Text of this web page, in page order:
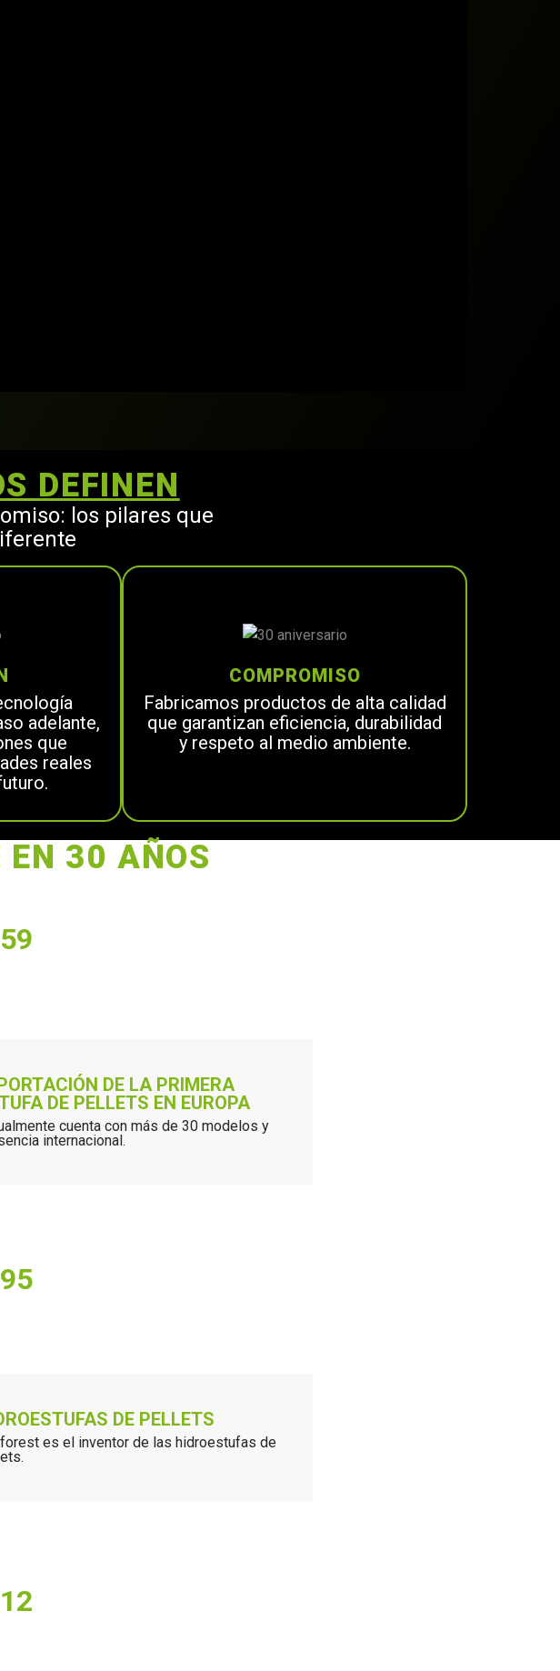
DEFINEN
los pilares que
adelante,
que
reales
COMPROMISO
Fabricamos productos de alta calidad
que garantizan eficiencia, durabilidad
y respeto al medio ambiente.
EN 30 AÑOS
DE LA PRIMERA
DE PELLETS EN EUROPA
cuenta con más de 30 modelos y
internacional.
DE PELLETS
es el inventor de las hidroestufas de